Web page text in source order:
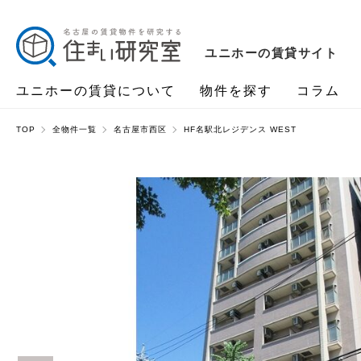
ユニホーの賃貸サイト
ユニホーの賃貸について 物件を探す コラム
TOP 全物件一覧 名古屋市西区 HF名駅北レジデンス WEST